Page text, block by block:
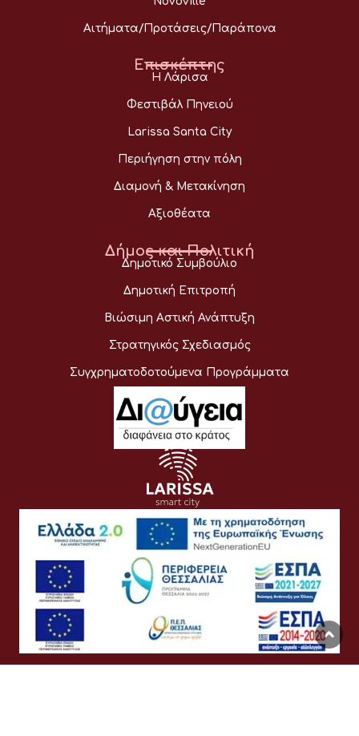
Αιτήματα/Προτάσεις/Παράπονα
Επισκέπτης
Η Λάρισα
Φεστιβάλ Πηνειού
Larissa Santa City
Περιήγηση στην πόλη
Διαμονή & Μετακίνηση
Αξιοθέατα
Δήμος και Πολιτική
Δημοτικό Συμβούλιο
Δημοτική Επιτροπή
Βιώσιμη Αστική Ανάπτυξη
Στρατηγικός Σχεδιασμός
Συγχρηματοδοτούμενα Προγράμματα